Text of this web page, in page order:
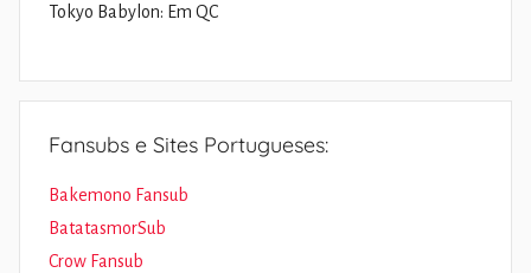
Tokyo Babylon: Em QC
Fansubs e Sites Portugueses:
Bakemono Fansub
BatatasmorSub
Crow Fansub